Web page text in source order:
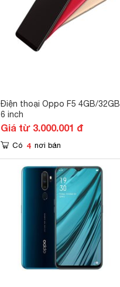
Điện thoại Oppo F5 4GB/32GB
6 inch
Giá từ 3.000.001 đ
Có 4 nơi bán